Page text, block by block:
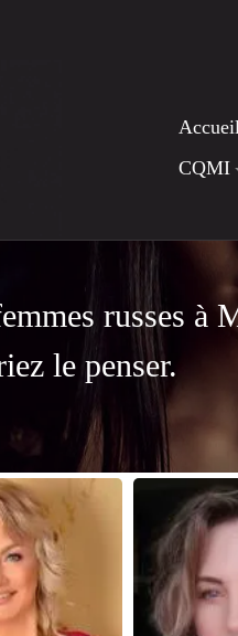
CQMI
russes à
le penser.